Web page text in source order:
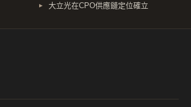
大立光在CPO供應鏈定位確立